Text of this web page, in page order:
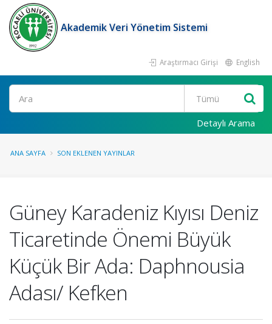
Akademik Veri Yönetim Sistemi
Araştırmacı Girişi English
Ara
Detaylı Arama
ANA SAYFA SON EKLENEN YAYINLAR
Güney Karadeniz Kıyısı Deniz
Ticaretinde Önemi Büyük
Küçük Bir Ada: Daphnousia
Adası/ Kefken